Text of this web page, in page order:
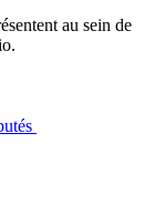
au sein de